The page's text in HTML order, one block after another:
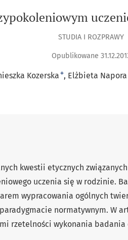
STUDIA I ROZPRAWY
Opublikowane
Kozerska + Elżbieta Napora
kwestii etycznych
uczenia się w rodzinie.
wypracowania ogólnych
normatywnym. W
rzetelności wykonania badania